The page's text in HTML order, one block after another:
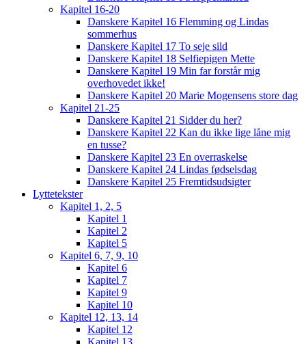
Kapitel 16-20
Danskere Kapitel 16 Flemming og Lindas
sommerhus
Danskere Kapitel 17 To seje sild
Danskere Kapitel 18 Selfiepigen Mette
Danskere Kapitel 19 Min far forstår mig
overhovedet ikke!
Danskere Kapitel 20 Marie Mogensens store dag
Kapitel 21-25
Danskere Kapitel 21 Sidder du her?
Danskere Kapitel 22 Kan du ikke lige låne mig
en tusse?
Danskere Kapitel 23 En overraskelse
Danskere Kapitel 24 Lindas fødselsdag
Danskere Kapitel 25 Fremtidsudsigter
Lyttetekster
Kapitel 1, 2, 5
Kapitel 1
Kapitel 2
Kapitel 5
Kapitel 6, 7, 9, 10
Kapitel 6
Kapitel 7
Kapitel 9
Kapitel 10
Kapitel 12, 13, 14
Kapitel 12
Kapitel 13